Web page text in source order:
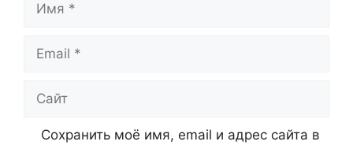
Сохранить моё имя, email и адрес сайта в